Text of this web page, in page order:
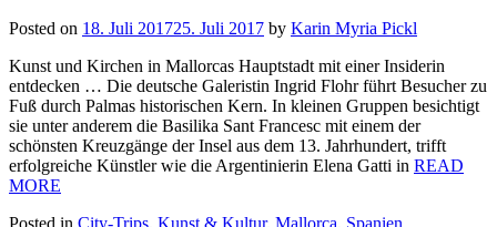
Posted on 18. Juli 201725. Juli 2017 by Karin Myria Pickl
Kunst und Kirchen in Mallorcas Hauptstadt mit einer Insiderin
entdecken … Die deutsche Galeristin Ingrid Flohr führt Besucher zu
Fuß durch Palmas historischen Kern. In kleinen Gruppen besichtigt
sie unter anderem die Basilika Sant Francesc mit einem der
schönsten Kreuzgänge der Insel aus dem 13. Jahrhundert, trifft
erfolgreiche Künstler wie die Argentinierin Elena Gatti in READ
MORE
Posted in City-Trips, Kunst & Kultur, Mallorca, Spanien